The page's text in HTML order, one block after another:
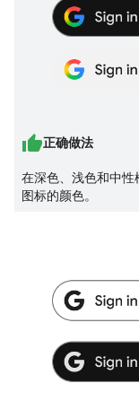
正确做法
在深色、浅色和中性
图标的颜色。